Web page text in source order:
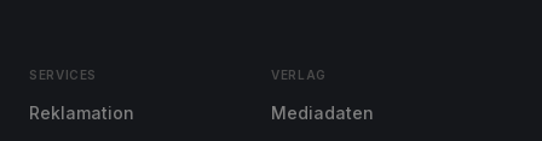
SERVICES
Reklamation
VERLAG
Mediadaten